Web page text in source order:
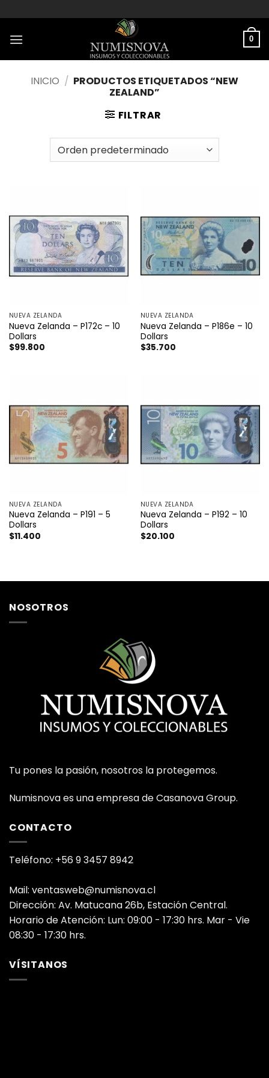
al
contenido
0
INICIO / PRODUCTOS ETIQUETADOS “NEW
ZEALAND”
FILTRAR
NUEVA ZELANDA
Nueva Zelanda – P172c – 10
Dollars
$99.800
NUEVA ZELANDA
Nueva Zelanda – P186e – 10
Dollars
$35.700
NUEVA ZELANDA
Nueva Zelanda – P191 – 5
Dollars
$11.400
NUEVA ZELANDA
Nueva Zelanda – P192 – 10
Dollars
$20.100
NOSOTROS
Tu pones la pasión, nosotros la protegemos.
Numisnova es una empresa de Casanova Group.
CONTACTO
Teléfono: +56 9 3457 8942
Mail: ventasweb@numisnova.cl
Dirección: Av. Matucana 26b, Estación Central.
Horario de Atención: Lun: 09:00 - 17:30 hrs. Mar - Vie
08:30 - 17:30 hrs.
VÍSITANOS